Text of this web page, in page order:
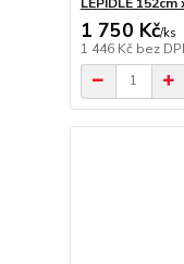
1 750 Kč/ks
1 446 Kč bez